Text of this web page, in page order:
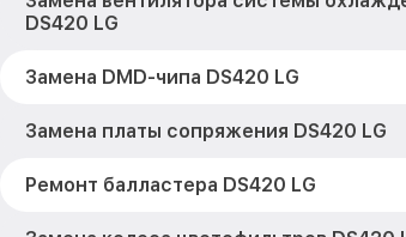
DS420 LG
Замена DMD-чипа DS420 LG
Замена платы сопряжения DS420 LG
Ремонт балластера DS420 LG